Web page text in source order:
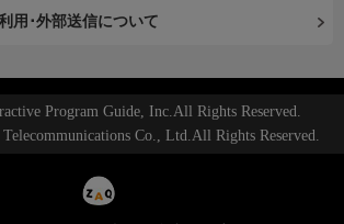
用･外部送信について
Program Guide, Inc.All Rights Reserved.
Co., Ltd.All Rights Reserved.